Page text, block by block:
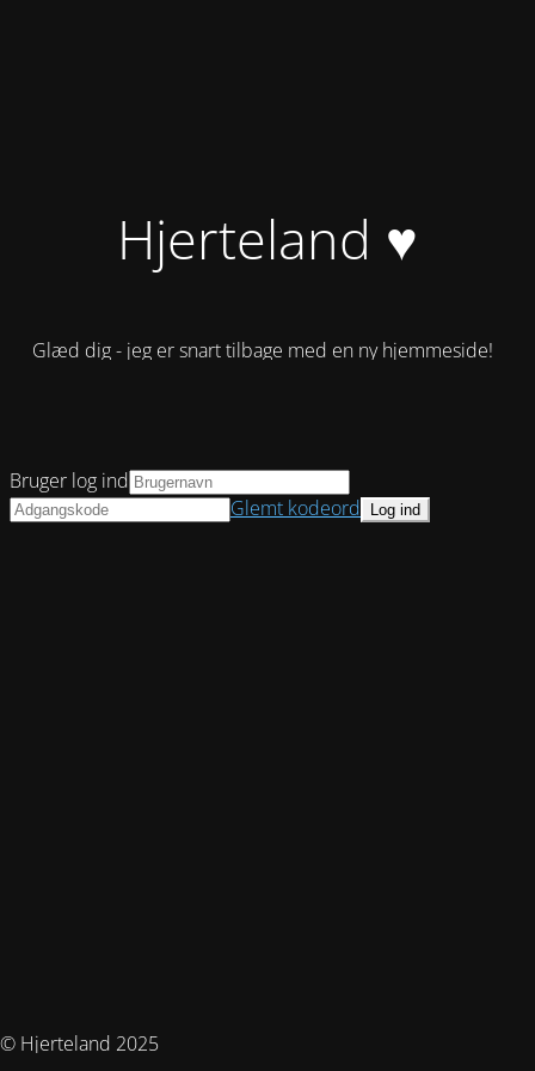
Hjerteland ♥
Glæd dig - jeg er snart tilbage med en ny hjemmeside!
© Hjerteland 2025
Bruger log ind
Glemt kodeord